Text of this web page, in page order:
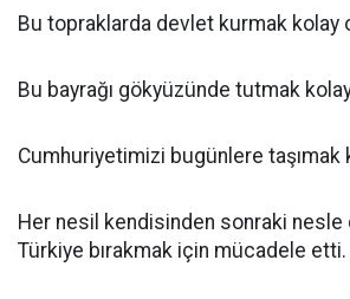
Bu topraklarda devlet kurmak kolay
Bu bayrağı gökyüzünde tutmak
Cumhuriyetimizi bugünlere taşımak
Her nesil kendisinden sonraki nesle
Türkiye bırakmak için mücadele etti.